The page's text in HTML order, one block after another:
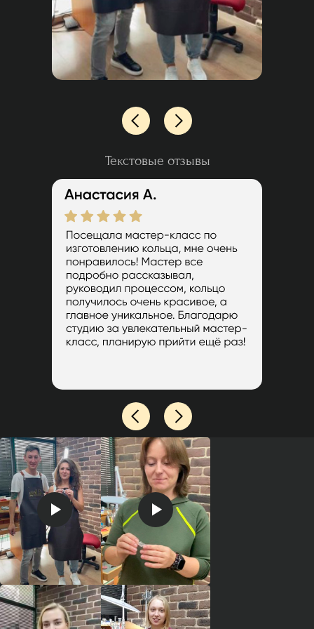
Текстовые отзывы
Хорошее место, очень интересный
мастер класс, вежливый персонал. С